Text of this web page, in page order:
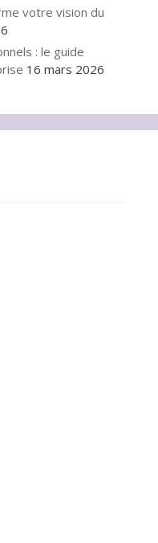
votre vision du
: le guide
16 mars 2026